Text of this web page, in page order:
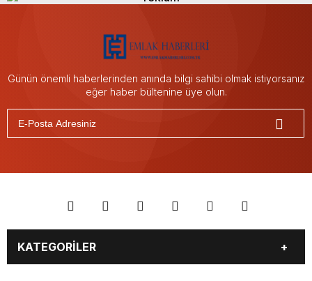
Günün önemli haberlerinden anında bilgi sahibi olmak istiyorsanız
eğer haber bültenine üye olun.
KATEGORİLER